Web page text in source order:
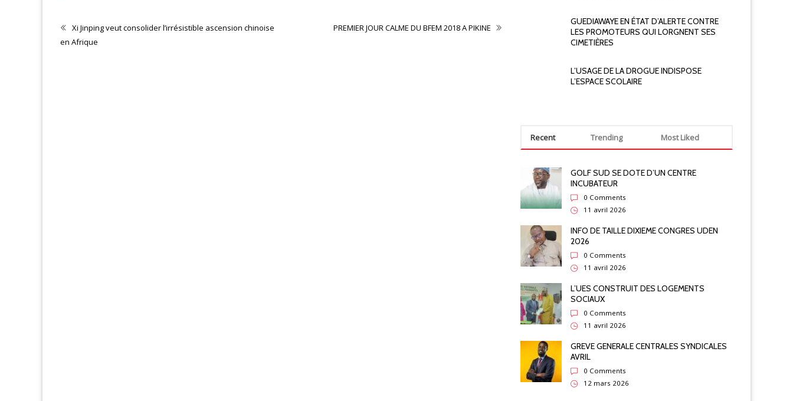
Xi Jinping veut consolider l’irrésistible ascension chinoise
en Afrique
PREMIER JOUR CALME DU BFEM 2018 A PIKINE
GUEDIAWAYE EN ÉTAT D’ALERTE CONTRE
LES PROMOTEURS QUI LORGNENT SES
CIMETIÈRES
L’USAGE DE LA DROGUE INDISPOSE
L’ESPACE SCOLAIRE
Recent Trending Most Liked
GOLF SUD SE DOTE D’UN CENTRE
INCUBATEUR
0 Comments
11 avril 2026
INFO DE TAILLE DIXIEME CONGRES UDEN
2026
0 Comments
11 avril 2026
L’UES CONSTRUIT DES LOGEMENTS
SOCIAUX
0 Comments
11 avril 2026
GREVE GENERALE CENTRALES SYNDICALES
AVRIL
0 Comments
12 mars 2026